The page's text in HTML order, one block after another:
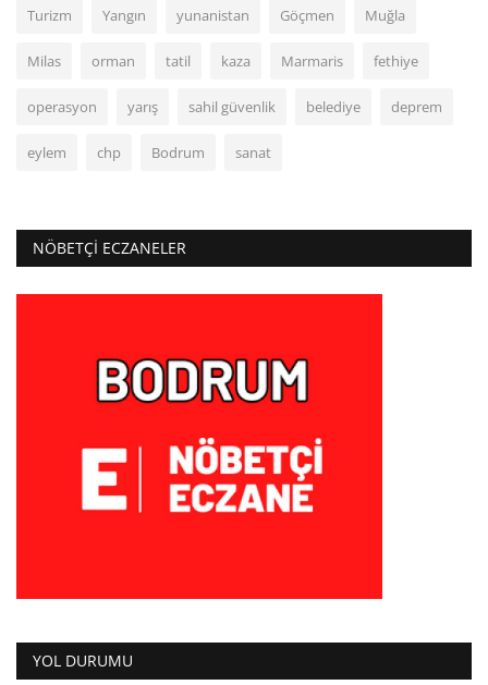
Turizm Yangın yunanistan Göçmen Muğla
Milas orman tatil kaza Marmaris fethiye
operasyon yarış sahil güvenlik belediye deprem
eylem chp Bodrum sanat
NÖBETÇI ECZANELER
YOL DURUMU